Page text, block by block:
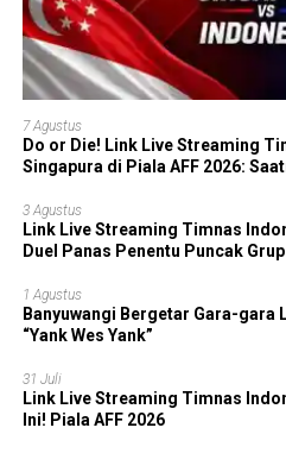
7 Agustus
Do or Die! Link Live Streaming
Singapura di Piala AFF 2026:
3 Agustus
Link Live Streaming Timnas
Duel Panas Penentu Puncak
1 Agustus
Banyuwangi Bergetar Gara-gara
“Yank Wes Yank”
31 Juli
Link Live Streaming Timnas
Ini! Piala AFF 2026